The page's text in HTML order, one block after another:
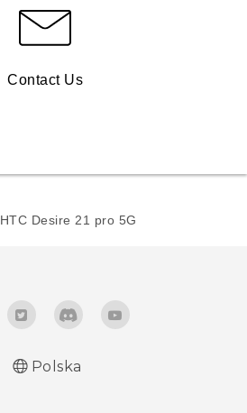
Contact Us
HTC Desire 21 pro 5G‎
Polska